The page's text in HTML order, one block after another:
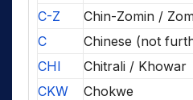
C-Z
Chin-Zomin /
C
Chinese (not
CHI
Chitrali / Khowar
CKW
Chokwe